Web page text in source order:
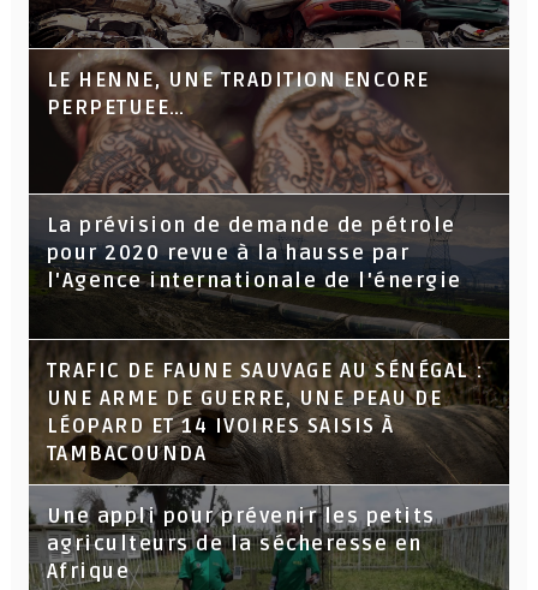
LE HENNE, UNE TRADITION ENCORE
PERPETUEE…
La prévision de demande de pétrole
pour 2020 revue à la hausse par
l'Agence internationale de l'énergie
TRAFIC DE FAUNE SAUVAGE AU SÉNÉGAL :
UNE ARME DE GUERRE, UNE PEAU DE
LÉOPARD ET 14 IVOIRES SAISIS À
TAMBACOUNDA
Une appli pour prévenir les petits
agriculteurs de la sécheresse en
Afrique